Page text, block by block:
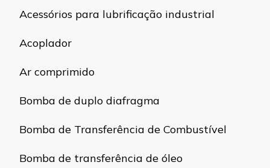
Acessórios para lubrificação industrial
Acoplador
Ar comprimido
Bomba de duplo diafragma
Bomba de Transferência de Combustível
Bomba de transferência de óleo